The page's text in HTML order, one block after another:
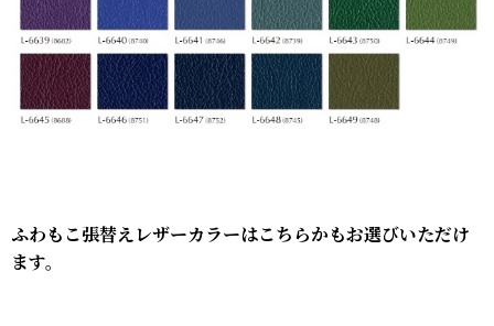
ふわもこ張替えレザーカラーはこちらかもお選びいただけ
ます。